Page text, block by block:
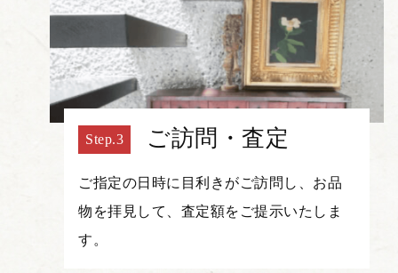
ご訪問・査定
ご指定の日時に目利きがご訪問し、お品
物を拝見して、査定額をご提示いたしま
す。